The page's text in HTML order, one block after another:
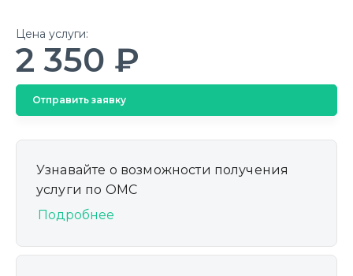
Цена услуги:
2 350 ₽
Отправить заявку
Узнавайте о возможности получения
услуги по ОМС
Подробнее